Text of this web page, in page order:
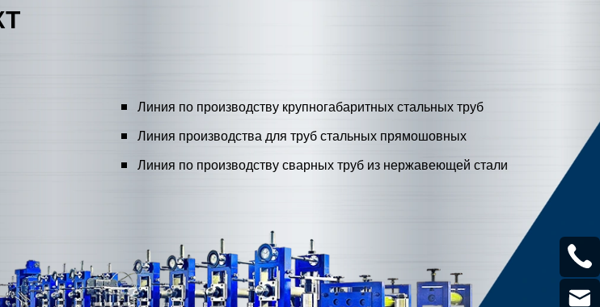
Линия по производству крупногабаритных стальных труб
Линия производства для труб стальных прямошовных
Линия по производству сварных труб из нержавеющей стали